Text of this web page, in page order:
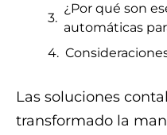
¿Por qué son
automáticas
Las soluciones
transformado la